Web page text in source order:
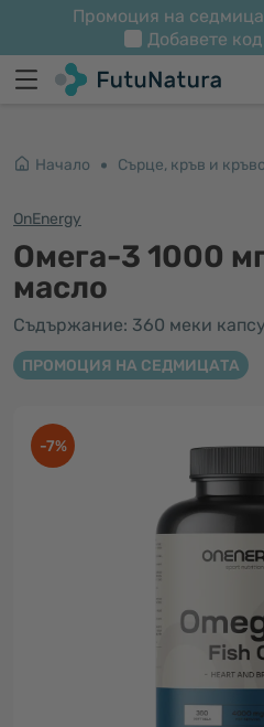
Промоция на
Добавете код
Начало
OnEnergy
Омега-3 1000
масло
Съдържание: 360 меки
ПРОМОЦИЯ НА СЕДМИЦАТА
-7%